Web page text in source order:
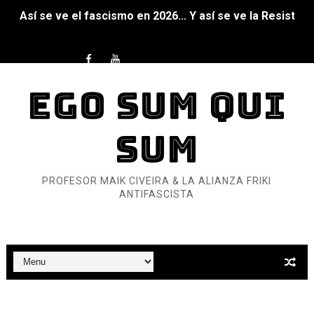
Así se ve el fascismo en 2026... Y así se ve la
Dioses y Monstruos: Guillermo (DOS)
Dioses y Monstruos: Guillermo (UNO)
Carlos Manzo y el narcogobierno asesino
25 grandes películas de terror del siglo XXI
EGO SUM QUI
SUM
PROFESOR MAIK CIVEIRA & LA ALIANZA FRIKI
ANTIFASCISTA